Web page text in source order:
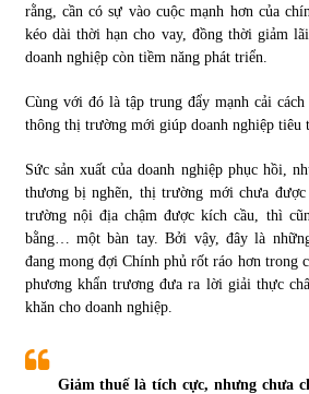
rằng, cần có sự vào cuộc mạnh hơn của
kéo dài thời hạn cho vay, đồng thời giảm
doanh nghiệp còn tiềm năng phát triển.
Cùng với đó là tập trung đẩy mạnh cải
thông thị trường mới giúp doanh nghiệp tiêu
Sức sản xuất của doanh nghiệp phục hồi,
thương bị nghẽn, thị trường mới chưa
trường nội địa chậm được kích cầu, thì
bằng… một bàn tay. Bởi vậy, đây là
đang mong đợi Chính phủ rốt ráo hơn trong
phương khẩn trương đưa ra lời giải thực
khăn cho doanh nghiệp.
Giảm thuế là tích cực, nhưng chưa